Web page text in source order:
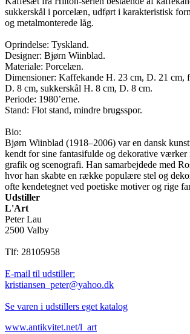
sukkerskål i porcelæn, udført i karakteristisk
og metalmonterede låg.
Oprindelse: Tyskland.
Designer: Bjørn Wiinblad.
Materiale: Porcelæn.
Dimensioner: Kaffekande H. 23 cm, D. 21 cm,
D. 8 cm, sukkerskål H. 8 cm, D. 8 cm.
Periode: 1980’erne.
Stand: Flot stand, mindre brugsspor.
Bio:
Bjørn Wiinblad (1918–2006) var en dansk
kendt for sine fantasifulde og dekorative
grafik og scenografi. Han samarbejdede med
hvor han skabte en række populære stel og
ofte kendetegnet ved poetiske motiver og rige
Udstiller
L'Art
Peter Lau
2500 Valby
Tlf: 28105958
E-mail til udstiller:
kristiansen_peter@yahoo.dk
Se varen i udstillers eget katalog
www.antikvitet.net/l_art